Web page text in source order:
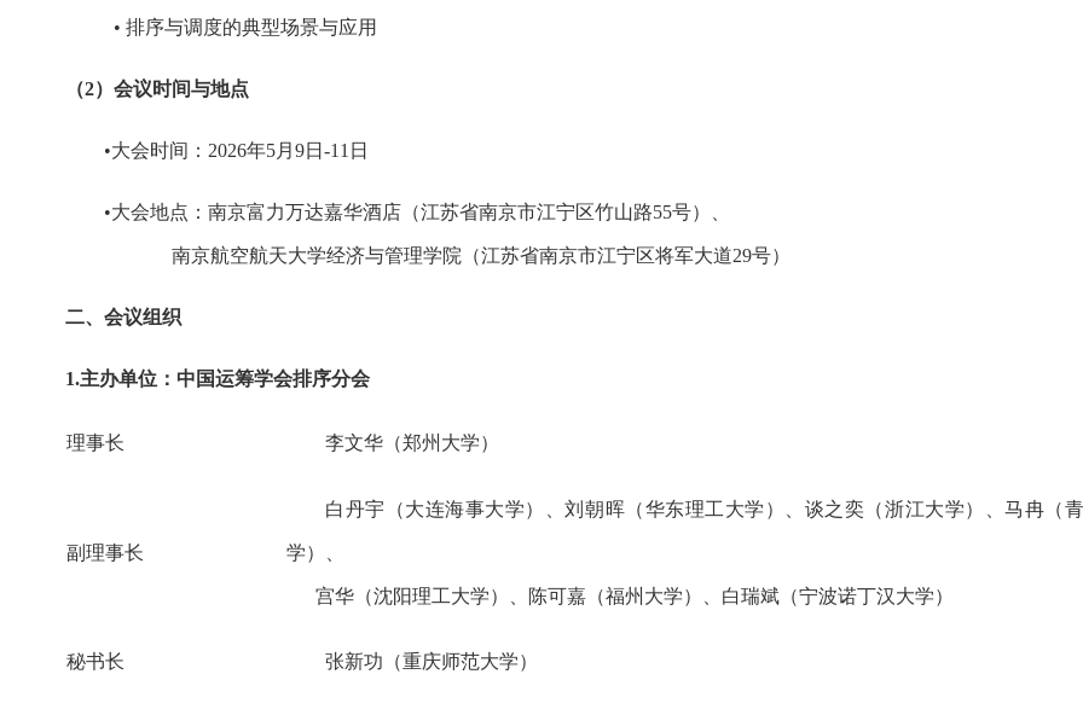
• 排序与调度的典型场景与应用
（2）会议时间与地点
•大会时间：2026年5月9日-11日
•大会地点：南京富力万达嘉华酒店（江苏省南京市江宁区竹山路55号）、
南京航空航天大学经济与管理学院（江苏省南京市江宁区将军大道29号）
二、会议组织
1.主办单位：中国运筹学会排序分会
理事长 李文华（郑州大学）
副理事长
白丹宇（大连海事大学）、刘朝晖（华东理工大学）、谈之奕（浙江大学）、马冉（
学）、
宫华（沈阳理工大学）、陈可嘉（福州大学）、白瑞斌（宁波诺丁汉大学）
秘书长 张新功（重庆师范大学）